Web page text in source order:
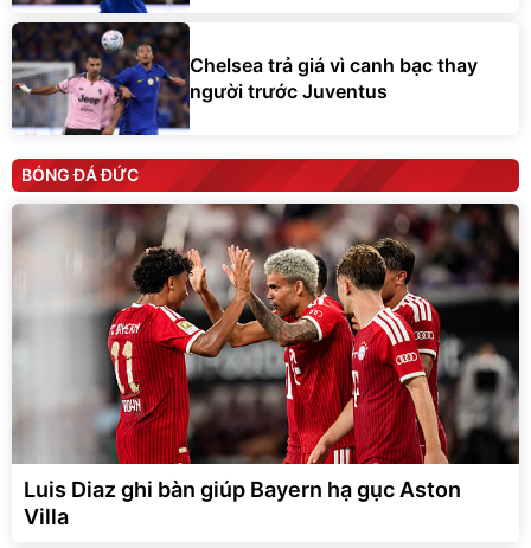
Chelsea trả giá vì canh bạc thay
người trước Juventus
BÓNG ĐÁ ĐỨC
Luis Diaz ghi bàn giúp Bayern hạ gục Aston
Villa